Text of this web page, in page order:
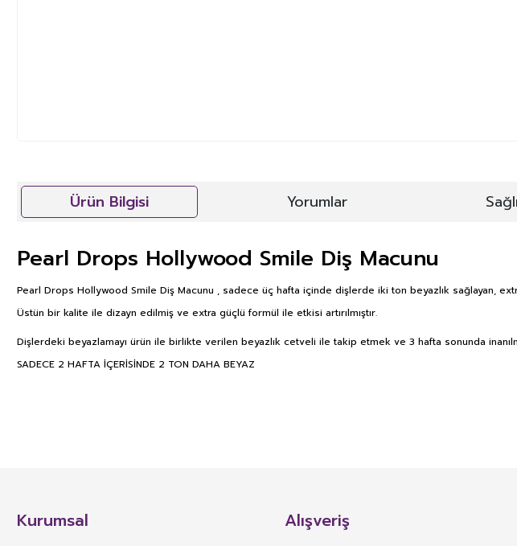
Ürün Bilgisi Yorumlar
Pearl Drops Hollywood Smile Diş Macunu
Pearl Drops Hollywood Smile Diş Macunu , sadece üç hafta içinde dişlerde iki ton beyazlık sağlayan,
Üstün bir kalite ile dizayn edilmiş ve extra güçlü formül ile etkisi artırılmıştır.
Dişlerdeki beyazlamayı ürün ile birlikte verilen beyazlık cetveli ile takip etmek ve 3 hafta sonunda
SADECE 2 HAFTA İÇERİSİNDE 2 TON DAHA BEYAZ
besin öğelerinin veya bunların dışında besleyici veya fizyolojik etkileri bulunan bitki, bitkisel ve
karışımlarının kapsül, tablet, pastil, tek kullanımlık toz paket, sıvı ampul, damlalıklı şişe ve diğer
Kurumsal Alışveriş